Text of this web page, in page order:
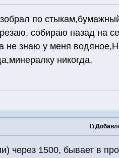
по
собираю назад на
не знаю у меня
никогда,
через 1500, бывает в